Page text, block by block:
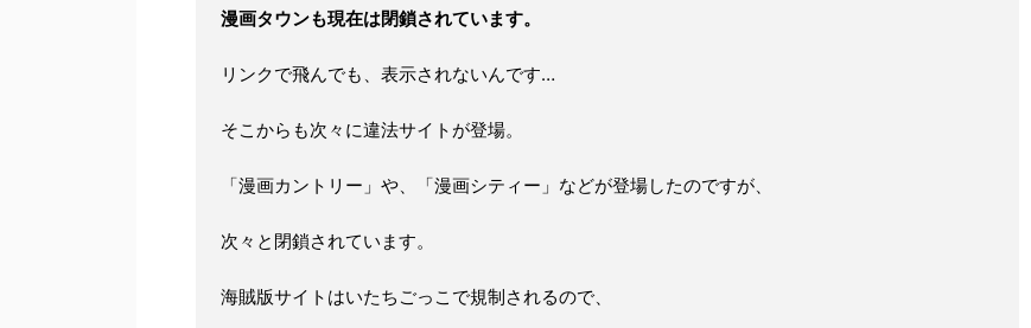
漫画タウンも現在は閉鎖されています。
リンクで飛んでも、表示されないんです…
そこからも次々に違法サイトが登場。
「漫画カントリー」や、「漫画シティー」などが登場したのですが、
次々と閉鎖されています。
海賊版サイトはいたちごっこで規制されるので、